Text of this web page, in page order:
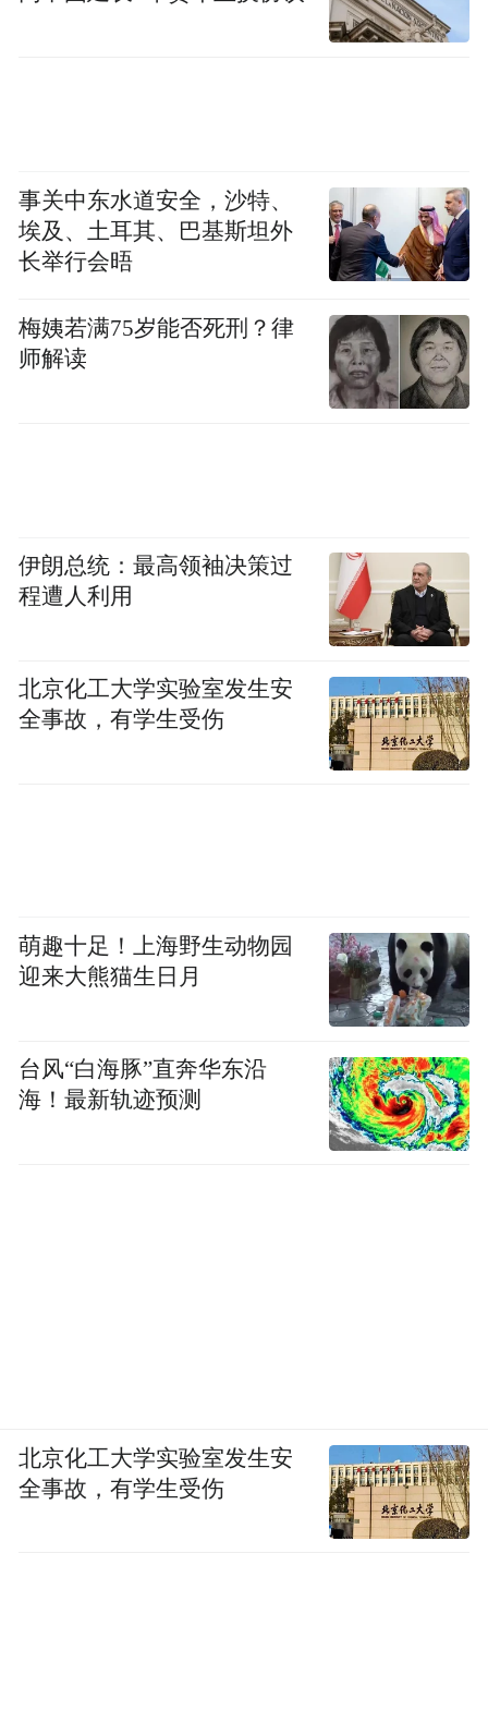
事关中东水道安全，沙特、
埃及、土耳其、巴基斯坦外
长举行会晤
梅姨若满75岁能否死刑？律
师解读
伊朗总统：最高领袖决策过
程遭人利用
北京化工大学实验室发生安
全事故，有学生受伤
萌趣十足！上海野生动物园
迎来大熊猫生日月
台风“白海豚”直奔华东沿
海！最新轨迹预测
北京化工大学实验室发生安
全事故，有学生受伤